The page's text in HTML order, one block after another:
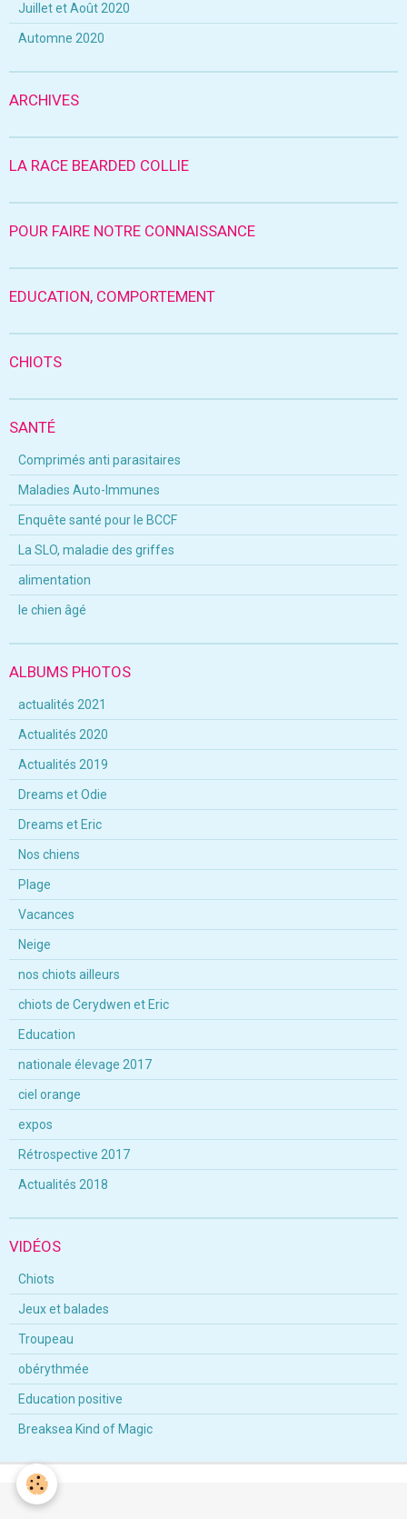
Juillet et Août 2020
Automne 2020
ARCHIVES
LA RACE BEARDED COLLIE
POUR FAIRE NOTRE CONNAISSANCE
EDUCATION, COMPORTEMENT
CHIOTS
SANTÉ
Comprimés anti parasitaires
Maladies Auto-Immunes
Enquête santé pour le BCCF
La SLO, maladie des griffes
alimentation
le chien âgé
ALBUMS PHOTOS
actualités 2021
Actualités 2020
Actualités 2019
Dreams et Odie
Dreams et Eric
Nos chiens
Plage
Vacances
Neige
nos chiots ailleurs
chiots de Cerydwen et Eric
Education
nationale élevage 2017
ciel orange
expos
Rétrospective 2017
Actualités 2018
VIDÉOS
Chiots
Jeux et balades
Troupeau
obérythmée
Education positive
Breaksea Kind of Magic